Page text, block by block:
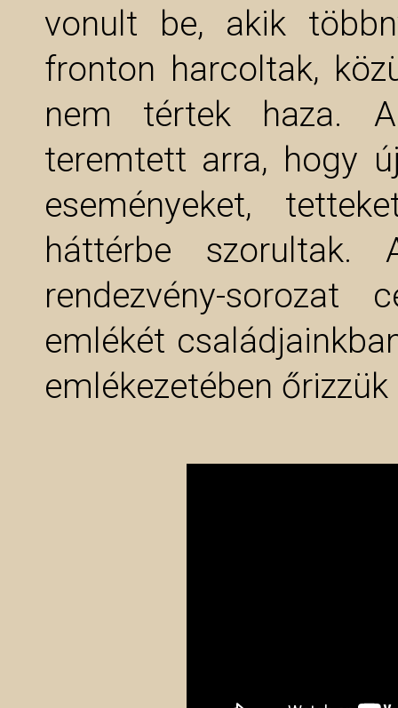
vonult be, akik
fronton harcoltak,
nem tértek haza. A
teremtett arra, hogy
eseményeket,
háttérbe szorultak.
rendezvény-
emlékét
emlékezetében